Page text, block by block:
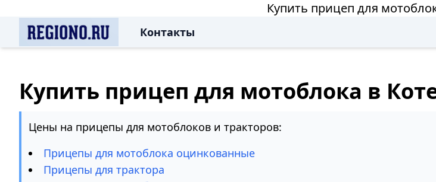
Купить прицеп для
Контакты
Купить прицеп для мотоблока в
Цены на прицепы для мотоблоков и тракторов:
Прицепы для мотоблока оцинкованные
Прицепы для трактора